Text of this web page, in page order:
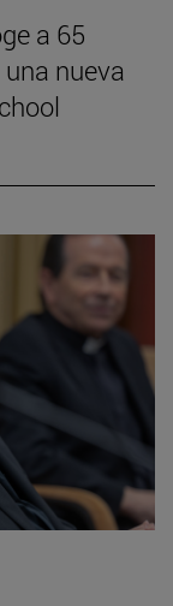
a 65
nueva